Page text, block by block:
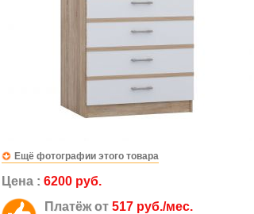
Ещё фотографии этого товара
Цена : 6200 руб.
Платёж от 517 руб./мес.